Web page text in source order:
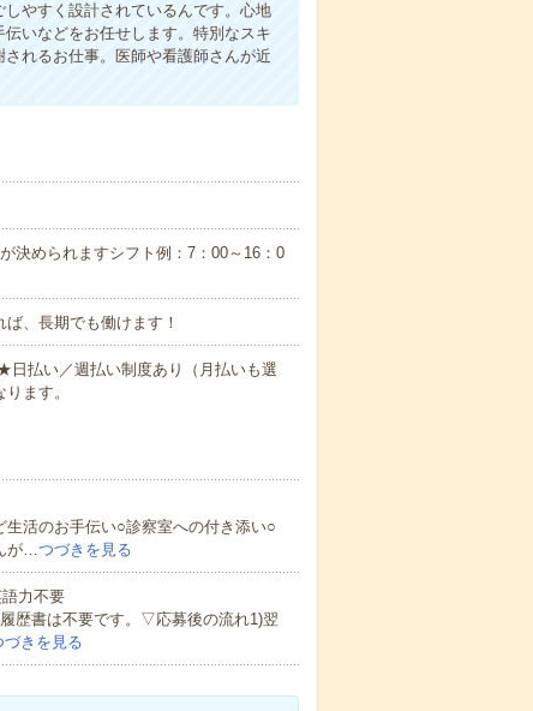
やすく設計されているんです。心地
いなどをお任せします。特別なスキ
れるお仕事。医師や看護師さんが近
められますシフト例：7：00～16：0
、長期でも働けます！
払い／週払い制度あり（月払いも選
ます。
活のお手伝い○診察室への付き添い○
が…つづきを見る
力不要
書は不要です。▽応募後の流れ1)翌
づきを見る